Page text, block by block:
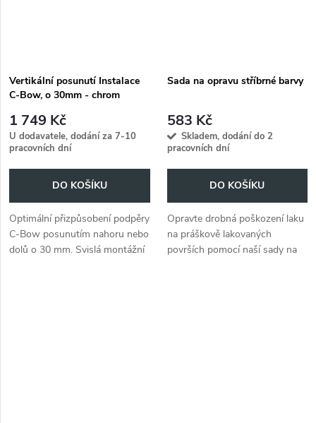
Vertikální posunutí Instalace
C-Bow, o 30mm - chrom
1 749 Kč
U dodavatele, dodání za 7-10
pracovních dní
DO KOŠÍKU
Optimální přizpůsobení podpěry
C-Bow posunutím nahoru nebo
dolů o 30 mm. Svislá montážní
Sada na opravu stříbrné barvy
583 Kč
Skladem, dodání do 2
pracovních dní
DO KOŠÍKU
Opravte drobná poškození laku
na práškově lakovaných
površích pomocí naší sady na